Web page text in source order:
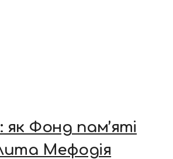
як Фонд пам’яті
Мефодія